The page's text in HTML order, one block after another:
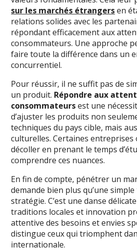
sur les marchés étrangersen
relations solides avec les
répondant efficacement aux
consommateurs. Une approche
faire toute la différence dans un
concurrentiel.
Pour réussir, il ne suffit pas de
un produit. Répondre aux
consommateursest une
d’ajuster les produits non
techniques du pays cible, mais
culturelles. Certaines entreprises
décoller en prenant le temps
comprendre ces nuances.
En fin de compte, pénétrer un
demande bien plus qu’une
stratégie. C’est une danse
traditions locales et innovation
attentive des besoins et envies
distingue ceux qui triomphent
internationale.